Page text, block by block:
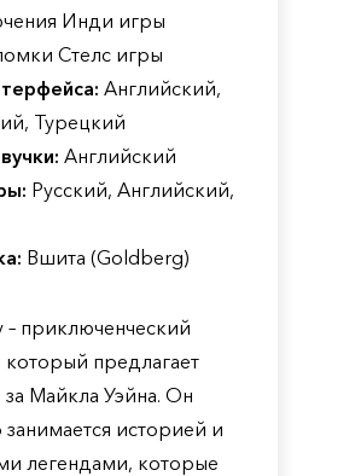
Инди игры
Стелс игры
Английский,
Турецкий
Английский
Русский, Английский,
Вшита (Goldberg)
– приключенческий
предлагает
за Майкла Уэйна. Он
занимается историей и
легендами, которые